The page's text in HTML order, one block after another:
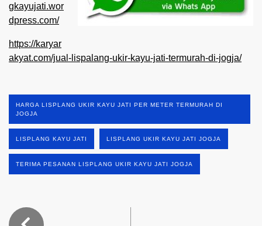
gkayujati.wor
dpress.com/
https://karyar
akyat.com/jual-lispalang-ukir-kayu-jati-termurah-di-jogja/
HARGA LISPLANG UKIR KAYU JATI PER METER TERMURAH DI
JOGJA
LISPLANG KAYU JATI LISPLANG UKIR KAYU JATI JOGJA
TERIMA PESANAN LISPLANG UKIR KAYU JATI JOGJA